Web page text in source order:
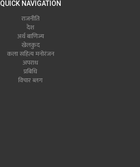
QUICK NAVIGATION
राजनीति
देश
अर्थ बाणिज्य
खेलकुद
कला सहित्य मनोरंजन
अपराध
प्रबिधि
विचार ब्लग